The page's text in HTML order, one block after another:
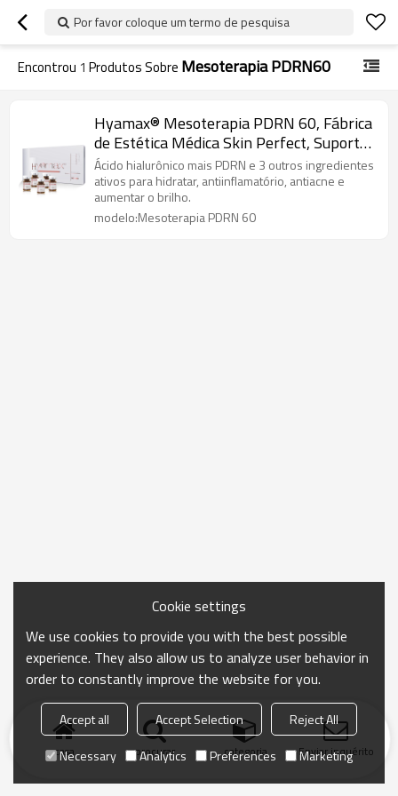
Por favor coloque um termo de pesquisa
Encontrou 1 Produtos Sobre Mesoterapia PDRN60
Hyamax® Mesoterapia PDRN 60, Fábrica
de Estética Médica Skin Perfect, Suporte
Atacado e Personalizado
Ácido hialurônico mais PDRN e 3 outros ingredientes
ativos para hidratar, antiinflamatório, antiacne e
aumentar o brilho.
modelo:Mesoterapia PDRN 60
casa procurar categoria Enviar inquérito
Cookie settings
We use cookies to provide you with the best possible
experience. They also allow us to analyze user behavior in
order to constantly improve the website for you.
Accept all Accept Selection
Reject All
Necessary
Analytics Preferences Marketing